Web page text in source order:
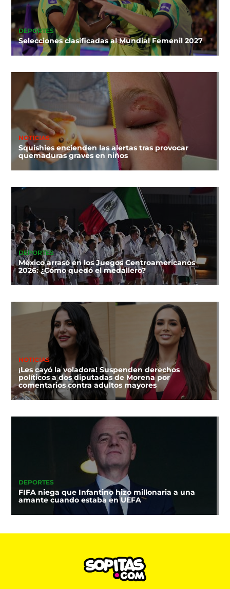
DEPORTES
Selecciones clasificadas al Mundial Femenil 2027
NOTICIAS
Squishies encienden las alertas tras provocar
quemaduras graves en niños
DEPORTES
México arrasó en los Juegos Centroamericanos
2026: ¿Cómo quedó el medallero?
NOTICIAS
¡Les cayó la voladora! Suspenden derechos
políticos a dos diputadas de Morena por
comentarios contra adultos mayores
DEPORTES
FIFA niega que Infantino hizo millonaria a una
amante cuando estaba en UEFA